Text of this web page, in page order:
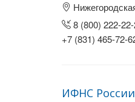
8 (800) 222-
+7 (831) 465-72-
ИФНС